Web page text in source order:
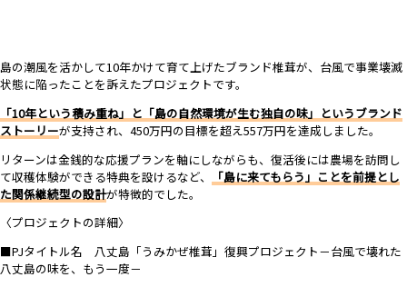
島の潮風を活かして10年かけて育て上げたブランド椎茸が、台風で事業壊滅
状態に陥ったことを訴えたプロジェクトです。
「10年という積み重ね」と「島の自然環境が生む独自の味」というブランド
ストーリーが支持され、450万円の目標を超え557万円を達成しました。
リターンは金銭的な応援プランを軸にしながらも、復活後には農場を訪問し
て収穫体験ができる特典を設けるなど、
「島に来てもらう」ことを前提とし
た関係継続型の設計が特徴的でした。
〈プロジェクトの詳細〉
■PJタイトル名 八丈島「うみかぜ椎茸」復興プロジェクト－台風で壊れた
八丈島の味を、もう一度－